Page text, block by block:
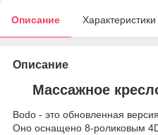
Описание Характеристики
Описание
Массажное
Bodo - это обновленная
Оно оснащено 8-роликовым